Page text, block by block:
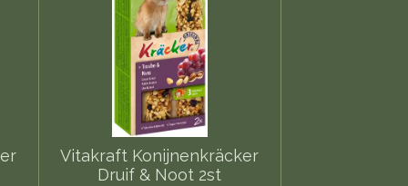
Vitakraft Konijnenkräcker
Druif & Noot 2st